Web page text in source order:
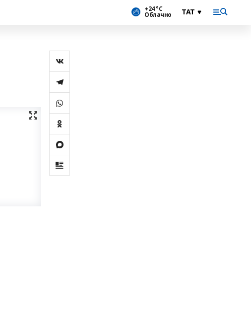
+24 °С
Облачно